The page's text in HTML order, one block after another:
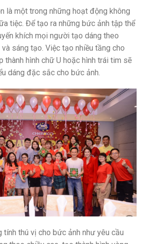
là một trong những hoạt động không
tiệc. Để tạo ra những bức ảnh tập thể
khích mọi người tạo dáng theo
sáng tạo. Việc tạo nhiều tầng cho
thành hình chữ U hoặc hình trái tim sẽ
dáng đặc sắc cho bức ảnh.
thú vị cho bức ảnh như yêu cầu